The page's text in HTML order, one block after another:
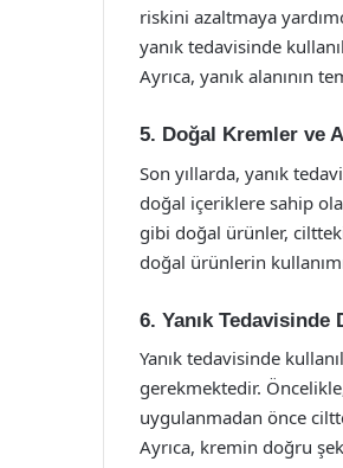
riskini azaltmaya
yanık tedavisinde
Ayrıca, yanık alanının
5. Doğal Kremler ve
Son yıllarda, yanık
doğal içeriklere sahip
gibi doğal ürünler,
doğal ürünlerin
6. Yanık
Yanık tedavisinde
gerekmektedir.
uygulanmadan önce
Ayrıca, kremin doğru